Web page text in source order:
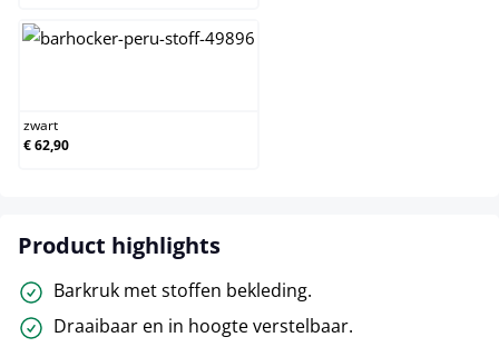
zwart
€ 62,90
Product highlights
Barkruk met stoffen bekleding.
Draaibaar en in hoogte verstelbaar.